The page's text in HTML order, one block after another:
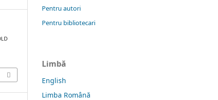
Pentru autori
Pentru bibliotecari
Limbă
English
Limba Română